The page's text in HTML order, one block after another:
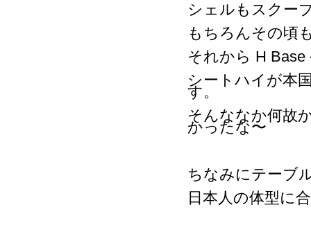
シェルもスクー
もちろんその頃
それから H
シートハイが本
す。
そんななか何故
かったな〜
ちなみにテーブ
日本人の体型に